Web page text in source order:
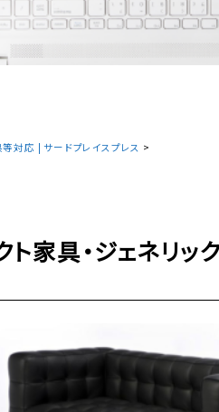
対応 | サードプレイスプレス >
家具・ジェネリッ